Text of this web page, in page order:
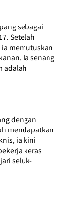
sebagai
Setelah
memutuskan
Ia senang
adalah
dengan
mendapatkan
ia kini
keras
seluk-